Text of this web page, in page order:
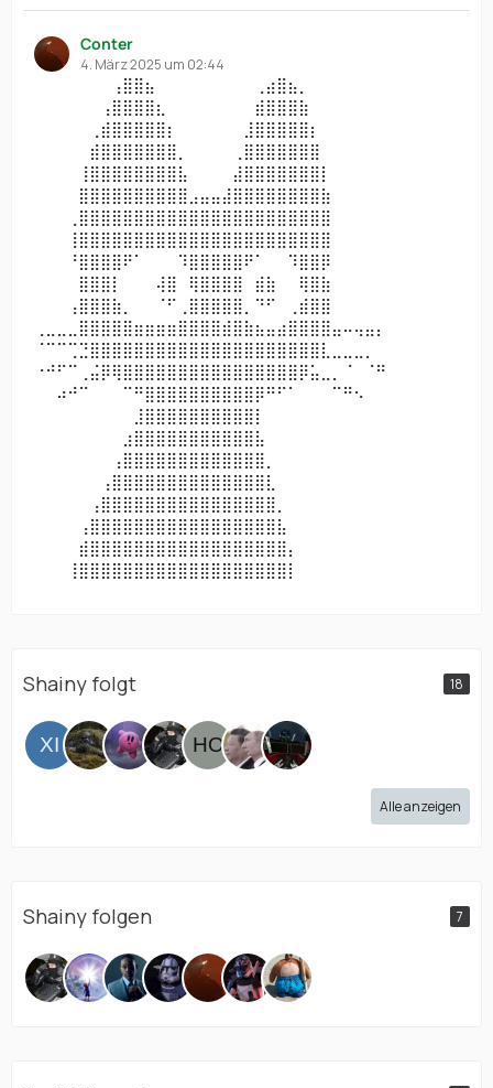
Conter
4. März 2025 um 02:44
⠀⠀⠀⠀⠀⠀⠀⢠⣿⣿⣦⠀⠀⠀⠀⠀⠀⠀⠀⠀⢀⣴⣿⣦⡀⠀⠀⠀⠀⠀⠀⠀
⠀⠀⠀⠀⠀⠀⢠⣿⣿⣿⣿⣆⠀⠀⠀⠀⠀⠀⠀⠀⣾⣿⣿⣿⣷⠀⠀⠀⠀⠀⠀⠀
⠀⠀⠀⠀⠀⢀⣾⣿⣿⣿⣿⣿⡆⠀⠀⠀⠀⠀⠀⣸⣿⣿⣿⣿⣿⡆⠀⠀⠀⠀⠀⠀
⠀⠀⠀⠀⠀⣾⣿⣿⣿⣿⣿⣿⣿⡀⠀⠀⠀⠀⢀⣿⣿⣿⣿⣿⣿⣿⠀⠀⠀⠀⠀⠀
⠀⠀⠀⠀⢸⣿⣿⣿⣿⣿⣿⣿⣿⣧⠀⠀⠀⠀⣼⣿⣿⣿⣿⣿⣿⣿⡇⠀⠀⠀⠀⠀
⠀⠀⠀⠀⣿⣿⣿⣿⣿⣿⣿⣿⣿⣿⣠⣤⣤⣼⣿⣿⣿⣿⣿⣿⣿⣿⣷⠀⠀⠀⠀⠀
⠀⠀⠀⢀⣿⣿⣿⣿⣿⣿⣿⣿⣿⣿⣿⣿⣿⣿⣿⣿⣿⣿⣿⣿⣿⣿⣿⠀⠀⠀⠀⠀
⠀⠀⠀⢸⣿⣿⣿⣿⣿⣿⣿⣿⣿⣿⣿⣿⣿⣿⣿⣿⣿⣿⣿⣿⣿⣿⣿⠀⠀⠀⠀⠀
⠀⠀⠀⠘⣿⣿⣿⣿⠟⠁⠀⠀⠀⠹⣿⣿⣿⣿⣿⠟⠁⠀⠀⠹⣿⣿⡿⠀⠀⠀⠀⠀
⠀⠀⠀⠀⣿⣿⣿⡇⠀⠀⠀⢼⣿⠀⢿⣿⣿⣿⣿⠀⣾⣷⠀⠀⢿⣿⣷⠀⠀⠀⠀⠀
⠀⠀⠀⢠⣿⣿⣿⣷⡀⠀⠀⠈⠋⢀⣿⣿⣿⣿⣿⡀⠙⠋⠀⢀⣾⣿⣿⠀⠀⠀⠀⠀
⢀⣀⣀⣀⣿⣿⣿⣿⣿⣶⣶⣶⣶⣿⣿⣿⣿⣾⣿⣷⣦⣤⣴⣿⣿⣿⣿⣤⠤⢤⣤⡄
⠈⠉⠉⢉⣙⣿⣿⣿⣿⣿⣿⣿⣿⣿⣿⣿⣿⣿⣿⣿⣿⣿⣿⣿⣿⣿⣇⣀⣀⣀⡀⠀
⠐⠚⠋⠉⢀⣬⡿⢿⣿⣿⣿⣿⣿⣿⣿⣿⣿⣿⣿⣿⣿⣿⣿⣿⡿⣥⣀⡀⠈⠀⠈⠛
⠀⠀⠴⠚⠉⠀⠀⠀⠉⠛⣿⣿⣿⣿⣿⣿⣿⣿⣿⣿⡿⠛⠋⠁⠀⠀⠀⠉⠛⠢⠀⠀
⠀⠀⠀⠀⠀⠀⠀⠀⠀⣸⣿⣿⣿⣿⣿⣿⣿⣿⣿⣿⡇⠀⠀⠀⠀⠀⠀⠀⠀⠀⠀⠀
⠀⠀⠀⠀⠀⠀⠀⠀⣰⣿⣿⣿⣿⣿⣿⣿⣿⣿⣿⣿⣧⠀⠀⠀⠀⠀⠀⠀⠀⠀⠀⠀
⠀⠀⠀⠀⠀⠀⠀⢠⣿⣿⣿⣿⣿⣿⣿⣿⣿⣿⣿⣿⣿⡀⠀⠀⠀⠀⠀⠀⠀⠀⠀⠀
⠀⠀⠀⠀⠀⠀⢠⣿⣿⣿⣿⣿⣿⣿⣿⣿⣿⣿⣿⣿⣿⣇⠀⠀⠀⠀⠀⠀⠀⠀⠀⠀
⠀⠀⠀⠀⠀⢠⣿⣿⣿⣿⣿⣿⣿⣿⣿⣿⣿⣿⣿⣿⣿⣿⡀⠀⠀⠀⠀⠀⠀⠀⠀⠀
⠀⠀⠀⠀⢠⣿⣿⣿⣿⣿⣿⣿⣿⣿⣿⣿⣿⣿⣿⣿⣿⣿⣧⠀⠀⠀⠀⠀⠀⠀⠀⠀
⠀⠀⠀⠀⣾⣿⣿⣿⣿⣿⣿⣿⣿⣿⣿⣿⣿⣿⣿⣿⣿⣿⣿⡄⠀⠀⠀⠀⠀⠀⠀⠀
⠀⠀⠀⢸⣿⣿⣿⣿⣿⣿⣿⣿⣿⣿⣿⣿⣿⣿⣿⣿⣿⣿⣿⡇⠀⠀⠀⠀⠀⠀⠀⠀
Shainy folgt 18
Alle anzeigen
Shainy folgen 7